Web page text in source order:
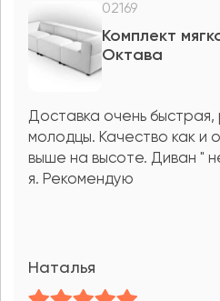
02169
Комплект
Октава
Доставка очень быстрая,
молодцы. Качество как и
выше на высоте. Диван "
я. Рекомендую
Наталья